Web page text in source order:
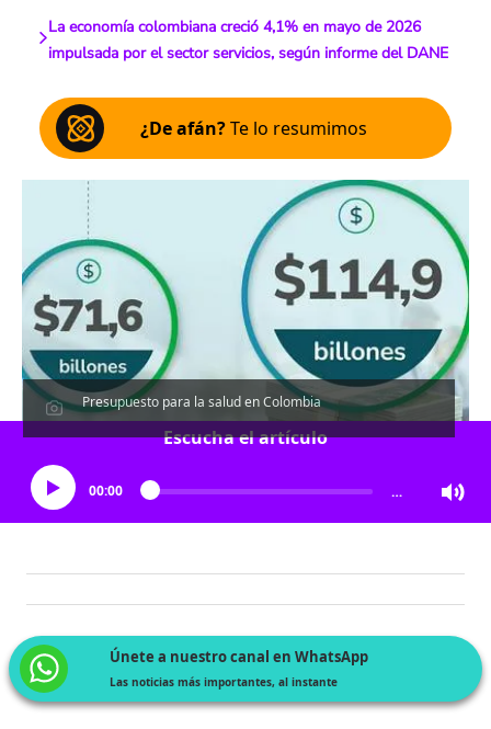
La economía colombiana creció 4,1% en mayo de 2026
impulsada por el sector servicios, según informe del DANE
¿De afán?Te lo resumimos
Presupuesto para la salud en Colombia
Escucha el artículo
00:00 …
Únete a nuestro canal en WhatsApp
Las noticias más importantes, al instante